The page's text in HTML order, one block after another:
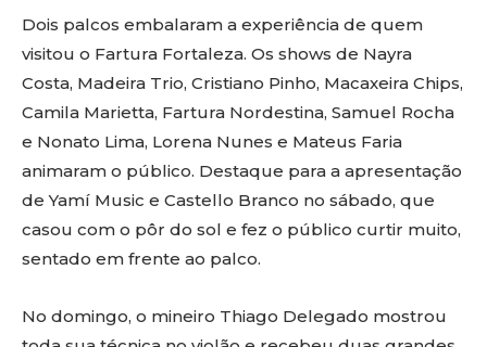
Dois palcos embalaram a experiência de quem
visitou o Fartura Fortaleza. Os shows de Nayra
Costa, Madeira Trio, Cristiano Pinho, Macaxeira Chips,
Camila Marietta, Fartura Nordestina, Samuel Rocha
e Nonato Lima, Lorena Nunes e Mateus Faria
animaram o público. Destaque para a apresentação
de Yamí Music e Castello Branco no sábado, que
casou com o pôr do sol e fez o público curtir muito,
sentado em frente ao palco.
No domingo, o mineiro Thiago Delegado mostrou